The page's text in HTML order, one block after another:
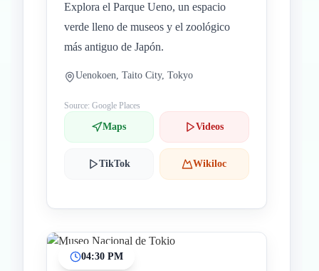
Explora el Parque Ueno, un espacio
verde lleno de museos y el zoológico
más antiguo de Japón.
Uenokoen, Taito City, Tokyo
Source: Google Places
Maps Videos
TikTok Wikiloc
04:30 PM